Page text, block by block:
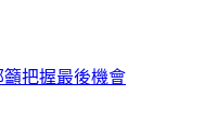
把握最後機會